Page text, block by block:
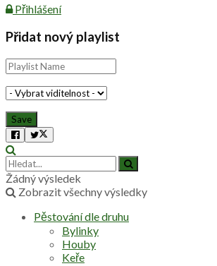
Přihlášení
Přidat nový playlist
Žádný výsledek
Zobrazit všechny výsledky
Pěstování dle druhu
Bylinky
Houby
Keře